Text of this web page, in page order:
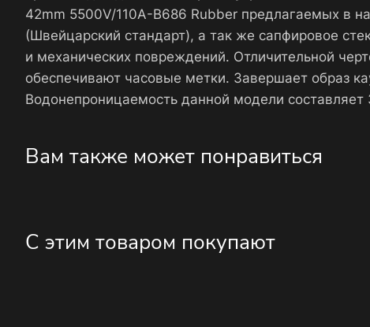
42mm 5500V/110A-B686 Rubber предлагаемых в
(Швейцарский стандарт), а так же сапфировое
и механических повреждений. Отличительной
обеспечивают часовые метки. Завершает образ
Водонепроницаемость данной модели
Вам также может понравиться
С этим товаром покупают